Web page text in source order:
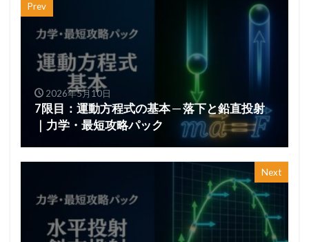
Prev
2026年5月10日
7限目：運動方程式の基本 ─ 落下と鉛直投射
｜力学・最短攻略パック
Next